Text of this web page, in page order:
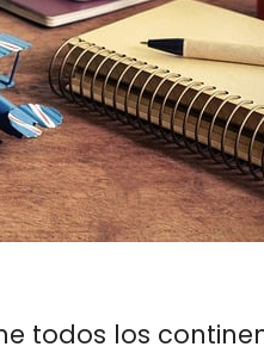
todos los